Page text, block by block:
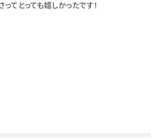
てとっても嬉しかったです！